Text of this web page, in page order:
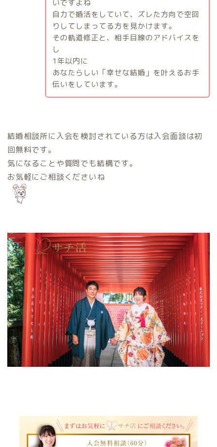
いですよね
自力で婚活をしていて、ズレた方向で空回
りしてしまってる方を見かけます。
その軌道修正と、相手目線のアドバイスを
し
1 年以内に
あなたらしい「幸せな結婚」を叶えるお手
伝いをしています。
結婚相談所に入会を検討されている方は入会面談は初
回無料です。
気になることや質問でも結構です。
お気軽にご相談くださいね